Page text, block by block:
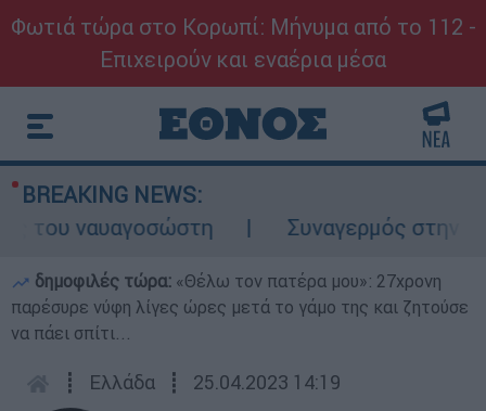
Φωτιά τώρα στο Κορωπί: Μήνυμα από το 112 -
Επιχειρούν και εναέρια μέσα
BREAKING NEWS:
ναυαγοσώστη
Συναγερμός στην
δημοφιλές τώρα: «Θέλω τον πατέρα μου»: 27χρονη
παρέσυρε νύφη λίγες ώρες μετά το γάμο της και ζητούσε
να πάει σπίτι...
┋ Ελλάδα ┋ 25.04.2023 14:19